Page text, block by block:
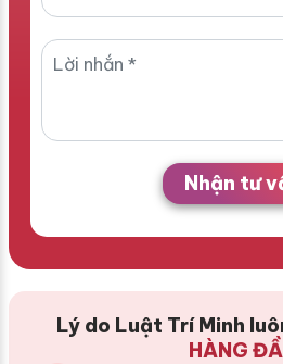
Nhận tư
Lý do Luật Trí Minh
HÀNG